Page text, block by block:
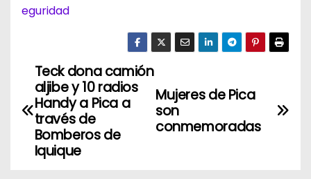
eguridad
a
Mujeres de Pica
son
conmemoradas
Teck dona camión
aljibe y 10 radios
Handy a Pica a
través de
Bomberos de
Iquique